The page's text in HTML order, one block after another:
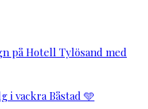
på Hotell Tylösand med
i vackra Båstad 🩵